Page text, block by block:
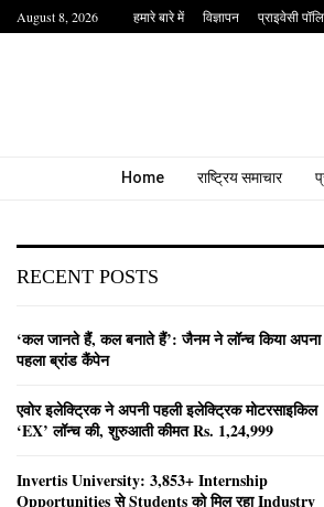
August 8, 2026 हमारे बारे में विज्ञापन प्राइवेसी
Home राष्ट्रिय समाचार
RECENT POSTS
‘कल जानते हैं, कल बनाते हैं’: जैनम ने लॉन्च किया अपना
पहला ब्रांड कैंपेन
एवोर इलेक्ट्रिक ने अपनी पहली इलेक्ट्रिक मोटरसाइकिल
‘EX’ लॉन्च की, शुरुआती कीमत Rs. 1,24,999
Invertis University: 3,853+ Internship
Opportunities से Students को मिल रहा Industry